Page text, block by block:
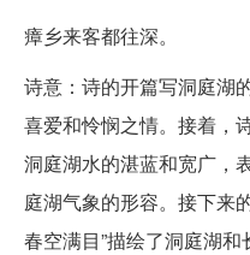
瘴乡来客都往深。
诗意：诗的开篇写洞庭湖
喜爱和怜悯之情。接着，
洞庭湖水的湛蓝和宽广，
庭湖气象的形容。接下来
春空满目”描绘了洞庭湖